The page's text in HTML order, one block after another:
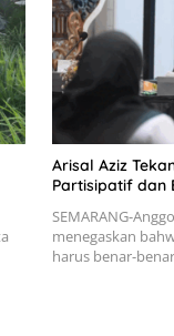
Arisal Aziz
Partisipatif dan
SEMARANG-
menegaskan
harus benar-